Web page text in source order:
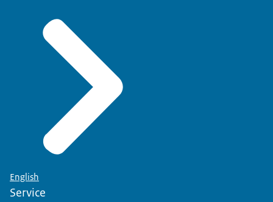
English
Service